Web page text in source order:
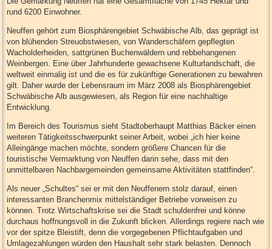
rund 6200 Einwohner.
Neuffen gehört zum Biosphärengebiet Schwäbische Alb, das geprägt ist
von blühenden Streuobstwiesen, von Wanderschäfern gepflegten
Wacholderheiden, sattgrünen Buchenwäldern und rebbehangenen
Weinbergen. Eine über Jahrhunderte gewachsene Kulturlandschaft, die
weltweit einmalig ist und die es für zukünftige Generationen zu bewahren
gilt. Daher wurde der Lebensraum im März 2008 als Biosphärengebiet
Schwäbische Alb ausgewiesen, als Region für eine nachhaltige
Entwicklung.
Im Bereich des Tourismus sieht Stadtoberhaupt Matthias Bäcker einen
weiteren Tätigkeitsschwerpunkt seiner Arbeit, wobei „ich hier keine
Alleingänge machen möchte, sondern größere Chancen für die
touristische Vermarktung von Neuffen darin sehe, dass mit den
unmittelbaren Nachbargemeinden gemeinsame Aktivitäten stattfinden“.
Als neuer „Schultes“ sei er mit den Neuffenern stolz darauf, einen
interessanten Branchenmix mittelständiger Betriebe vorweisen zu
können. Trotz Wirtschaftskrise sei die Stadt schuldenfrei und könne
durchaus hoffnungsvoll in die Zukunft blicken. Allerdings regiere nach wie
vor der spitze Bleistift, denn die vorgegebenen Pflichtaufgaben und
Umlagezahlungen würden den Haushalt sehr stark belasten. Dennoch